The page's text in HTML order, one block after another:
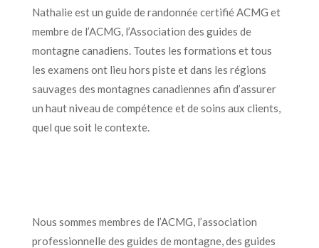
Nathalie est un guide de randonnée certifié ACMG et
membre de l’ACMG, l’Association des guides de
montagne canadiens. Toutes les formations et tous
les examens ont lieu hors piste et dans les régions
sauvages des montagnes canadiennes afin d’assurer
un haut niveau de compétence et de soins aux clients,
quel que soit le contexte.
Nous sommes membres de l’ACMG, l’association
professionnelle des guides de montagne, des guides